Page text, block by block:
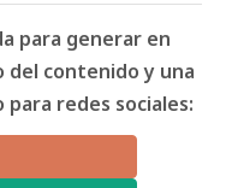
para generar en
del contenido y una
redes sociales: